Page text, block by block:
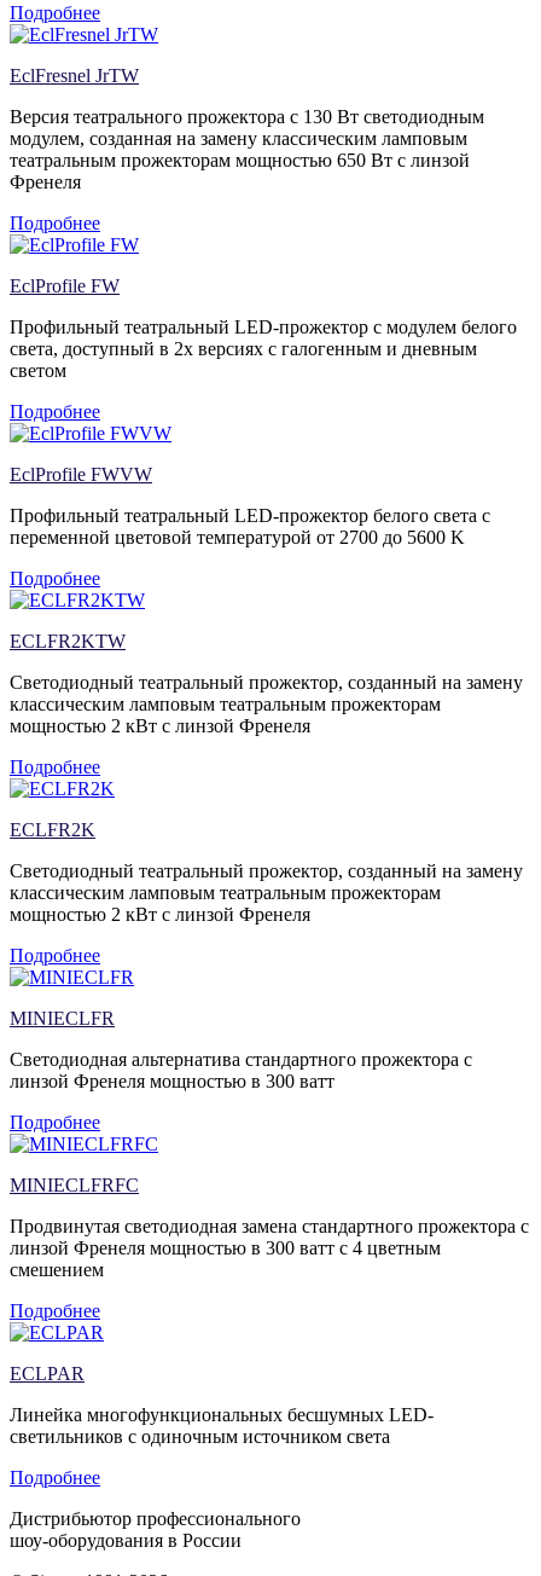
Подробнее
EclFresnel JrTW
Версия театрального прожектора c 130 Вт светодиодным
модулем, созданная на замену классическим ламповым
театральным прожекторам мощностью 650 Вт с линзой
Френеля
Подробнее
EclProfile FW
Профильный театральный LED-прожектор с модулем белого
света, доступный в 2х версиях с галогенным и дневным
светом
Подробнее
EclProfile FWVW
Профильный театральный LED-прожектор белого света с
переменной цветовой температурой от 2700 до 5600 K
Подробнее
ECLFR2KTW
Светодиодный театральный прожектор, созданный на замену
классическим ламповым театральным прожекторам
мощностью 2 кВт с линзой Френеля
Подробнее
ECLFR2K
Светодиодный театральный прожектор, созданный на замену
классическим ламповым театральным прожекторам
мощностью 2 кВт с линзой Френеля
Подробнее
MINIECLFR
Cветодиодная альтернатива стандартного прожектора с
линзой Френеля мощностью в 300 ватт
Подробнее
MINIECLFRFC
Продвинутая светодиодная замена стандартного прожектора с
линзой Френеля мощностью в 300 ватт с 4 цветным
смешением
Подробнее
ECLPAR
Линейка многофункциональных бесшумных LED-
светильников с одиночным источником света
Подробнее
Дистрибьютор профессионального
шоу-оборудования в России